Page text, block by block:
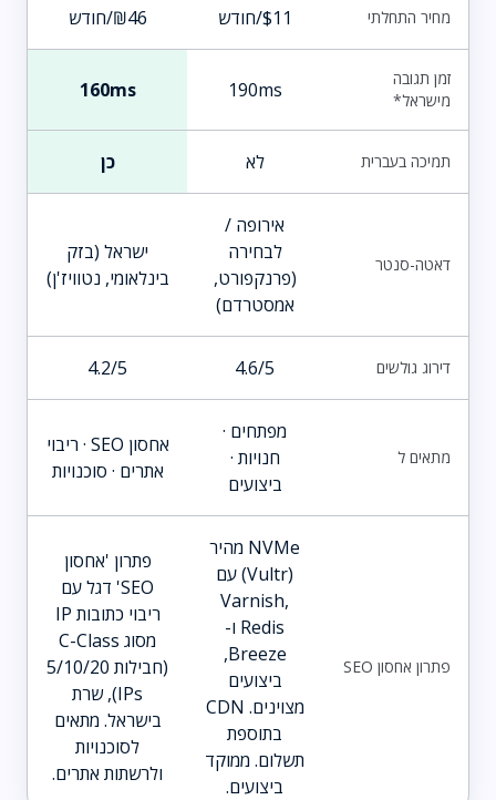
מחיר התחלתי $11/חודש ₪46/חודש
זמן תגובה
מישראל*
190ms
160ms
תמיכה בעברית לא כן
דאטה-סנטר
אירופה /
לבחירה
(פרנקפורט,
אמסטרדם)
ישראל (בזק
בינלאומי, נטוויז'ן)
דירוג גולשים 4.6/5
4.2/5
מתאים ל
מפתחים ·
חנויות ·
ביצועים
אחסון SEO · ריבוי
אתרים · סוכנויות
פתרון אחסון SEO
NVMe מהיר
(Vultr) עם
Varnish,
Redis ו-
Breeze,
ביצועים
מצוינים. CDN
בתוספת
תשלום. ממוקד
ביצועים.
פתרון 'אחסון
SEO' דגל עם
ריבוי כתובות IP
מסוג C-Class
(חבילות 5/10/20
IPs), שרת
בישראל. מתאים
לסוכנויות
ולרשתות אתרים.